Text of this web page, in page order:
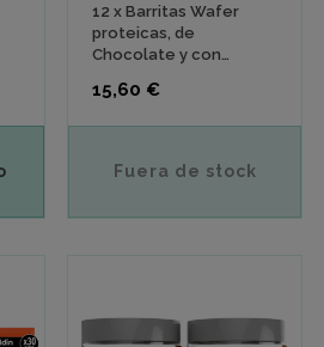
12 x Barritas Wafer
proteicas, de
Chocolate y con
Sabor
Precio
15,60 €
Fuera de stock